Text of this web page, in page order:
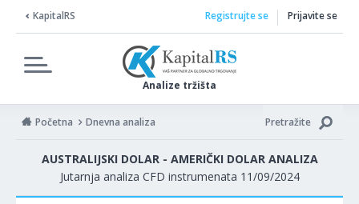
KapitalRS
Analize tržišta
Registrujte se Prijavite se
Početna Dnevna analiza Pretražite
AUSTRALIJSKI DOLAR - AMERIČKI DOLAR ANALIZA
Jutarnja analiza CFD instrumenata 11/09/2024